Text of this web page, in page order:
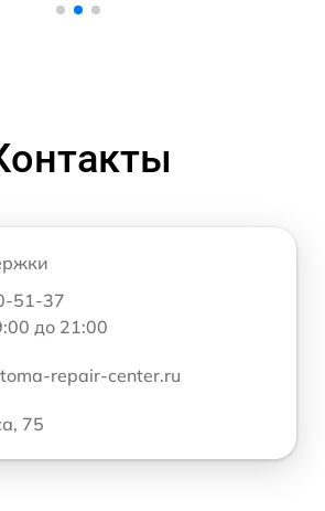
51-37
до 21:00
repair-center.ru
75